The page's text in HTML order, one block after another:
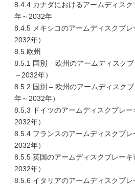
8.4.4 カナダにおけるアームディス
年～2032年
8.4.5 メキシコのアームディスクブ
2032年）
8.5 欧州
8.5.1 国別 – 欧州のアームディスク
～2032年）
8.5.2 国別 – 欧州のアームディスク
年～2032年）
8.5.3 ドイツのアームディスクブレ
2032年）
8.5.4 フランスのアームディスクブ
2032年）
8.5.5 英国のアームディスクブレーキ
2032年）
8.5.6 イタリアのアームディスクブ